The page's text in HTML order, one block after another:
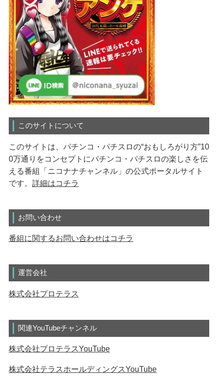
このサイトについて
このサイトは、パチンコ・パチスロの“おもしろがり方”10
0万通りをコンセプトにパチンコ・パチスロの楽しさを伝
える番組「ニコナナチャンネル」の公式ポータルサイト
です。 詳細はコチラ
お問い合わせ
番組に関するお問い合わせはコチラ
運営会社
株式会社プロテラス
関連YouTubeチャンネル
株式会社プロテラスYouTube
株式会社テラスホールディングスYouTube